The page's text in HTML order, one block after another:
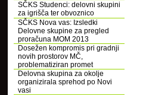
SČKS Studenci: delovni skupini
za igrišča ter obvoznico
SČKS Nova vas: Izsledki
Delovne skupine za pregled
proračuna MOM 2013
Dosežen kompromis pri gradnji
novih prostorov MČ,
problematiziran promet
Delovna skupina za okolje
organizirala sprehod po Novi
vasi